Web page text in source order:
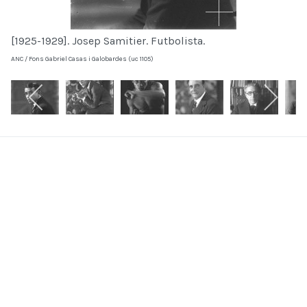
[1925-1929]. Josep Samitier. Futbolista.
ANC / Fons Gabriel Casas i Galobardes (uc 1105)